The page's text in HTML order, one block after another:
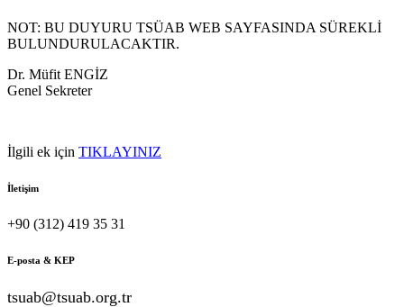
NOT: BU DUYURU TSÜAB WEB SAYFASINDA SÜREKLİ
BULUNDURULACAKTIR.
Dr. Müfit ENGİZ
Genel Sekreter
İlgili ek için TIKLAYINIZ
İletişim
+90 (312) 419 35 31
E-posta & KEP
tsuab@tsuab.org.tr